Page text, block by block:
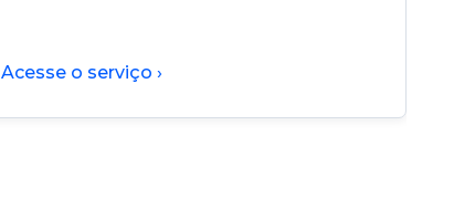
Acesse o serviço ›